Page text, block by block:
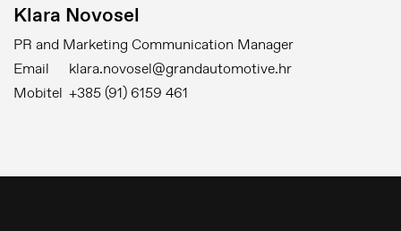
Klara Novosel
PR and Marketing Communication Manager
Email
klara.novosel@grandautomotive.hr
Mobitel +385 (91) 6159 461